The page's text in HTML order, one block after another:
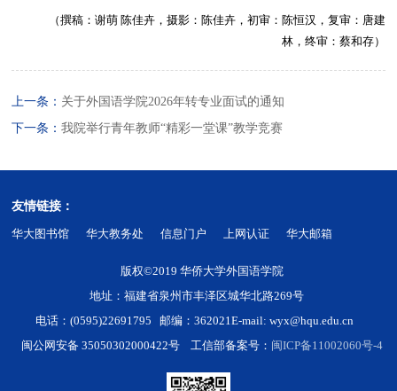
（撰稿：谢萌 陈佳卉，摄影：陈佳卉，初审：陈恒汉，复审：唐建
林，终审：蔡和存）
上一条： 关于外国语学院2026年转专业面试的通知
下一条：我院举行青年教师“精彩一堂课”教学竞赛
友情链接：
华大图书馆 华大教务处 信息门户 上网认证 华大邮箱
版权©2019 华侨大学外国语学院
地址：福建省泉州市丰泽区城华北路269号
电话：(0595)22691795 邮编：362021E-mail: wyx@hqu.edu.cn
闽公网安备 35050302000422号 工信部备案号： 闽ICP备11002060号-4